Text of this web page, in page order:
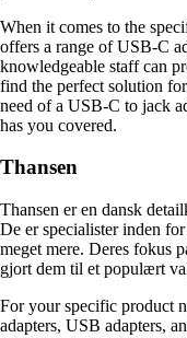
When it comes to the
offers a range of USB-C
knowledgeable staff can
find the perfect solution
need of a USB-C to jack
has you covered.
Thansen
Thansen er en dansk
De er specialister inden
meget mere. Deres fokus
gjort dem til et populært
For your specific product
adapters, USB adapters,